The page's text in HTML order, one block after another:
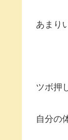
あまり
ツボ押
自分の